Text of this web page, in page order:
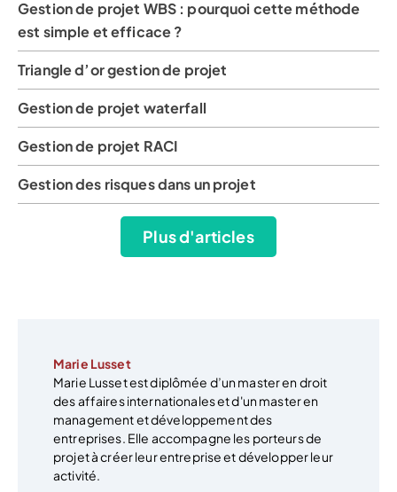
Gestion de projet WBS : pourquoi cette méthode
est simple et efficace ?
Triangle d’or gestion de projet
Gestion de projet waterfall
Gestion de projet RACI
Gestion des risques dans un projet
Plus d'articles
Marie Lusset
Marie Lusset est diplômée d’un master en droit
des affaires internationales et d'un master en
management et développement des
entreprises. Elle accompagne les porteurs de
projet à créer leur entreprise et développer leur
activité.